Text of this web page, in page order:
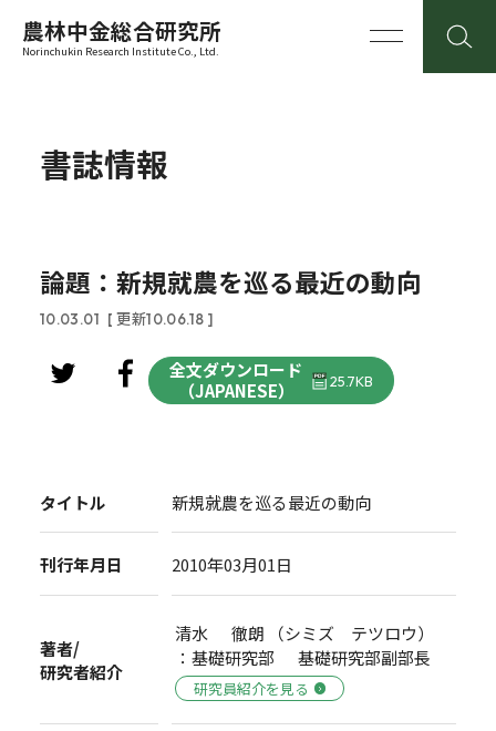
農林中金総合研究所
Norinchukin Research Institute Co., Ltd.
書誌情報
論題：新規就農を巡る最近の動向
10.03.01 [ 更新10.06.18 ]
全文ダウンロード
（JAPANESE）
25.7KB
タイトル 新規就農を巡る最近の動向
刊行年月日 2010年03月01日
著者/
研究者紹介
清水 徹朗 （シミズ テツロウ）
：基礎研究部 基礎研究部副部長
研究員紹介を見る